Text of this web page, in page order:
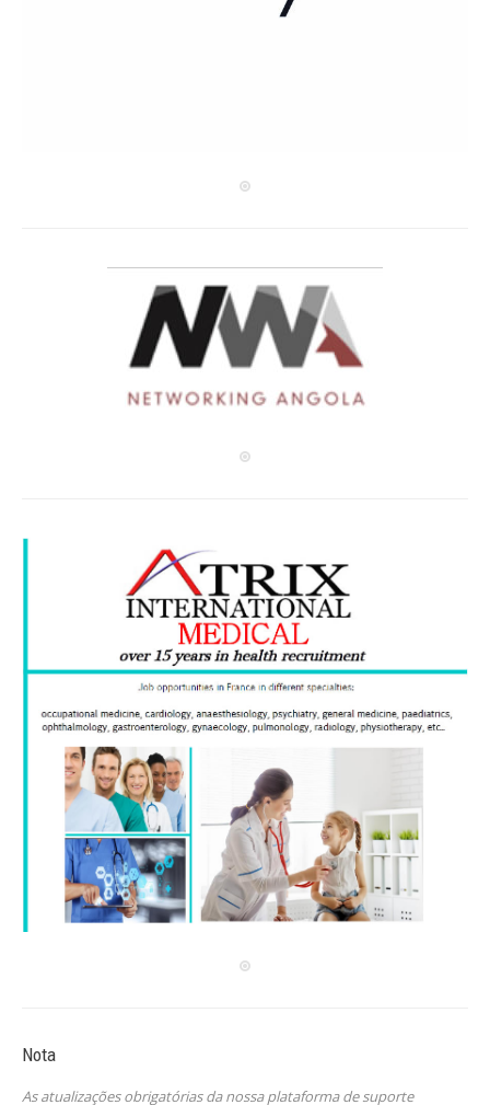
Nota
As atualizações obrigatórias da nossa plataforma de suporte